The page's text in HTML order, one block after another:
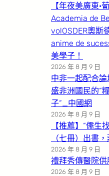
【年夜美廣東·
Academia de
volOSDER奧斯
anime de
美學子！
2026 年 8 月 9 日
中非一起配合
盛非洲國民的“
子”_中國網
2026 年 8 月 9 日
【推薦】“儒生
（七冊）出書
2026 年 8 月 9 日
禮拜秀傳醫院
2026 年 8 月 9 日